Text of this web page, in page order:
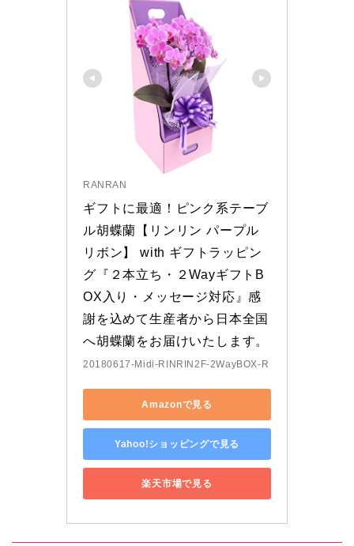
RANRAN
ギフトに最適！ピンク系テーブ
ル胡蝶蘭【リンリン パープル
リボン】 with ギフトラッピン
グ『２本立ち・２WayギフトB
OX入り・メッセージ対応』感
謝を込めて生産者から日本全国
へ胡蝶蘭をお届けいたします。
20180617-Midi-RINRIN2F-2WayBOX-R
Amazonで見る
Yahoo!ショッピングで見る
楽天市場で見る